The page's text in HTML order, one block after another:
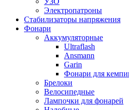
Электропатроны
Стабилизаторы напряжения
Фонари
Аккумуляторные
Ultraflash
Ansmann
Garin
Фонари для
Брелоки
Велосипедные
Лампочки для фонарей